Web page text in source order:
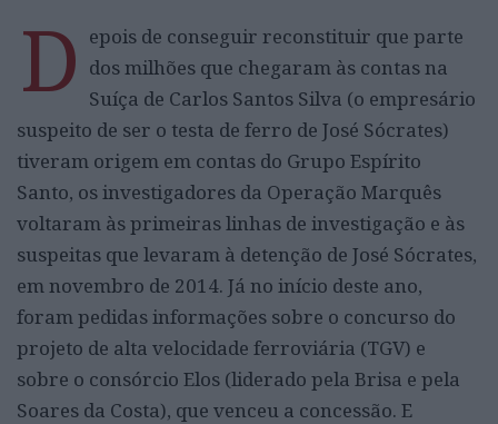
D epois de conseguir reconstituir que parte
dos milhões que chegaram às contas na
Suíça de Carlos Santos Silva (o empresário
suspeito de ser o testa de ferro de José Sócrates)
tiveram origem em contas do Grupo Espírito
Santo, os investigadores da Operação Marquês
voltaram às primeiras linhas de investigação e às
suspeitas que levaram à detenção de José Sócrates,
em novembro de 2014. Já no início deste ano,
foram pedidas informações sobre o concurso do
projeto de alta velocidade ferroviária (TGV) e
sobre o consórcio Elos (liderado pela Brisa e pela
Soares da Costa), que venceu a concessão. E